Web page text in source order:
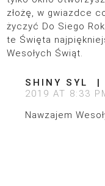
złożę, w gwiazdce
życzyć Do Siego
te Święta
Wesołych Świąt.
SHINY SYL
2019 AT 8:33
Nawzajem